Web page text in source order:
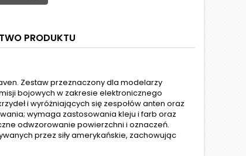
PRODUKTU
Zestaw przeznaczony dla modelarzy
bojowych w zakresie elektronicznego
i wyróżniających się zespołów anten oraz
wymaga zastosowania kleju i farb oraz
odwzorowanie powierzchni i oznaczeń.
przez siły amerykańskie, zachowując